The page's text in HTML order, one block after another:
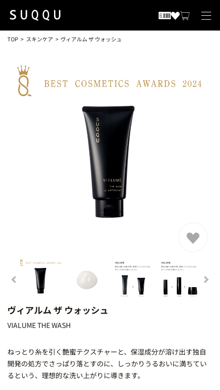
TOP スキンケア ヴィアルム ザ ウォッシュ
ヴィアルム ザ ウォッシュ
VIALUME THE WASH
ねっとり糸を引く艶蜜テクスチャーと、保湿成分が溶け出す独自
開発の処方でさっぱり落とすのに、しっかりうるおいに満ちてい
るという、理想的な洗い上がりに導きます。